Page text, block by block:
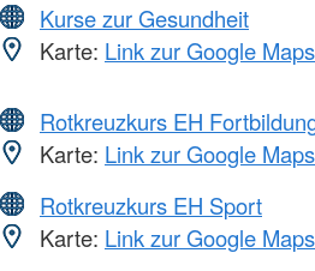
Kurse zur Gesundheit
Karte: Link zur Google
Rotkreuzkurs EH
Karte: Link zur Google
Rotkreuzkurs EH Sport
Karte: Link zur Google